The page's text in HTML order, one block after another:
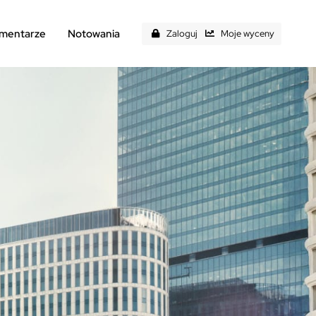
Notowania Zaloguj Moje wyceny